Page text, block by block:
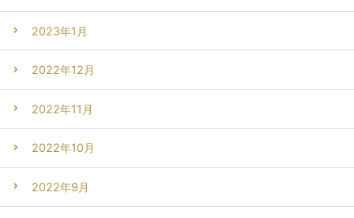
2023年1月
2022年12月
2022年11月
2022年10月
2022年9月